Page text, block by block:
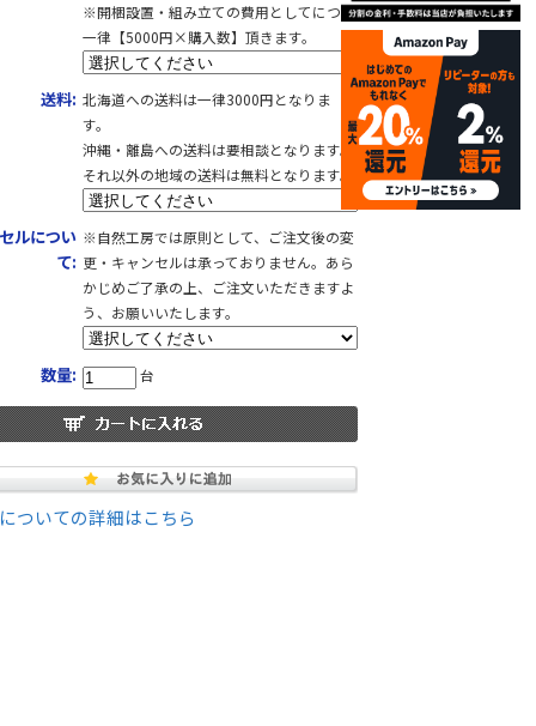
※開梱設置・組み立ての費用としてにつき
一律【5000円×購入数】頂きます。
送料: 北海道への送料は一律3000円となりま
す。
沖縄・離島への送料は要相談となります。
それ以外の地域の送料は無料となります。
ルについ
て:
※自然工房では原則として、ご注文後の変
更・キャンセルは承っておりません。あら
かじめご了承の上、ご注文いただきますよ
う、お願いいたします。
数量: 台
ついての詳細はこちら